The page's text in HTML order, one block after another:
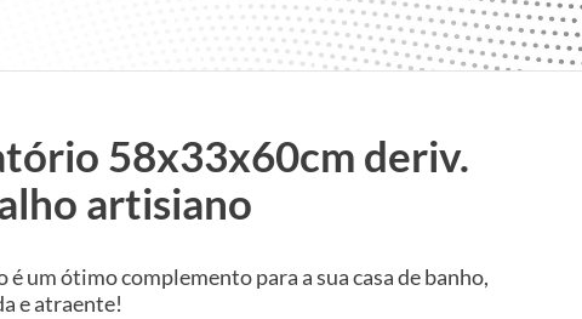
58x33x60cm deriv.
artisiano
um ótimo complemento para a sua casa de banho,
e atraente!